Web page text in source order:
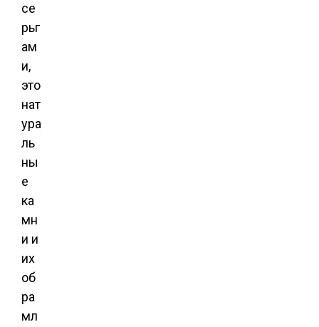
се
рьг
ам
и,
это
нат
ура
ль
ны
е
ка
мн
и и
их
об
ра
мл